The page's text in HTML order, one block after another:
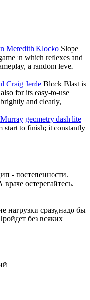
Meredith Klocko Slope
in which reflexes and
a random level
Craig Jerde Block Blast is
for its easy-to-use
and clearly,
geometry dash lite
start to finish; it constantly
- постепенности.
остерегайтесь.
нагрузки сразу,надо бы
без всяких